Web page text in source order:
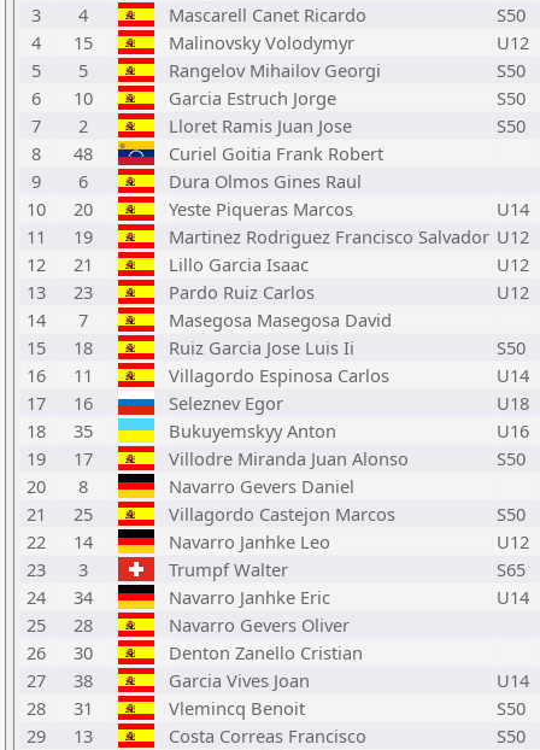
3
4 Mascarell Canet Ricardo
S50
4
15 Malinovsky Volodymyr
U12
5
5 Rangelov Mihailov Georgi
S50
6
10 Garcia Estruch Jorge
S50
7
2 Lloret Ramis Juan Jose
S50
8
48
Curiel Goitia Frank Robert
9
6
Dura Olmos Gines Raul
10
20 Yeste Piqueras Marcos
U14
11
19 Martinez Rodriguez Francisco Salvador U12
12
21 Lillo Garcia Isaac
U12
13
23 Pardo Ruiz Carlos
U12
14
7
Masegosa Masegosa David
15
18 Ruiz Garcia Jose Luis Ii
S50
16
11 Villagordo Espinosa Carlos
U14
17
16 Seleznev Egor
U18
18
35 Bukuyemskyy Anton
U16
19
17 Villodre Miranda Juan Alonso
S50
20
8
Navarro Gevers Daniel
21
25 Villagordo Castejon Marcos
S50
22
14 Navarro Janhke Leo
U12
23
3 Trumpf Walter
S65
24
34 Navarro Janhke Eric
U14
25
28
Navarro Gevers Oliver
26
30
Denton Zanello Cristian
27
38 Garcia Vives Joan
U14
28
31 Vlemincq Benoit
S50
29
13 Costa Correas Francisco
S50